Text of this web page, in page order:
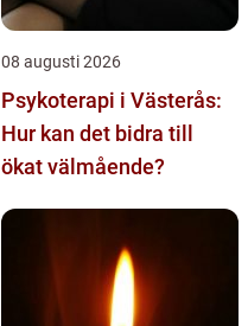
08 augusti 2026
Psykoterapi i Västerås:
Hur kan det bidra till
ökat välmående?